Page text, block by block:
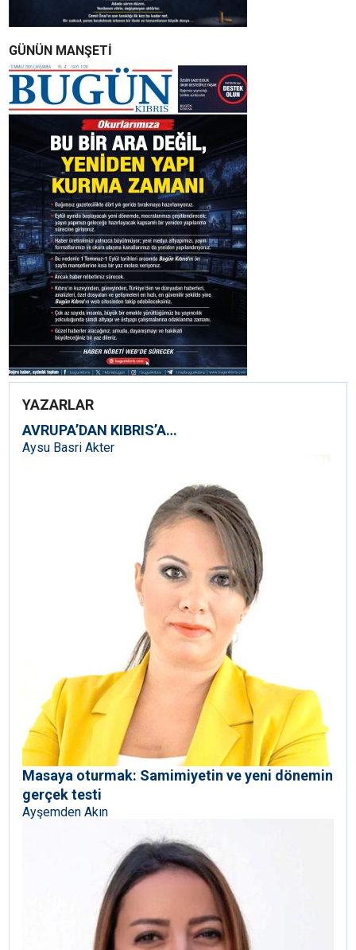
GÜNÜN MANŞETİ
YAZARLAR
AVRUPA’DAN KIBRIS’A…
Aysu Basri Akter
Masaya oturmak: Samimiyetin ve yeni dönemin
gerçek testi
Ayşemden Akın